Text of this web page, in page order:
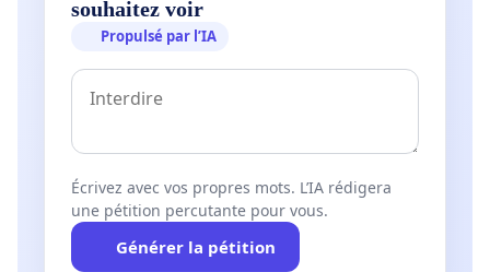
souhaitez voir
Propulsé par l’IA
Écrivez avec vos propres mots. L’IA rédigera
une pétition percutante pour vous.
Générer la pétition